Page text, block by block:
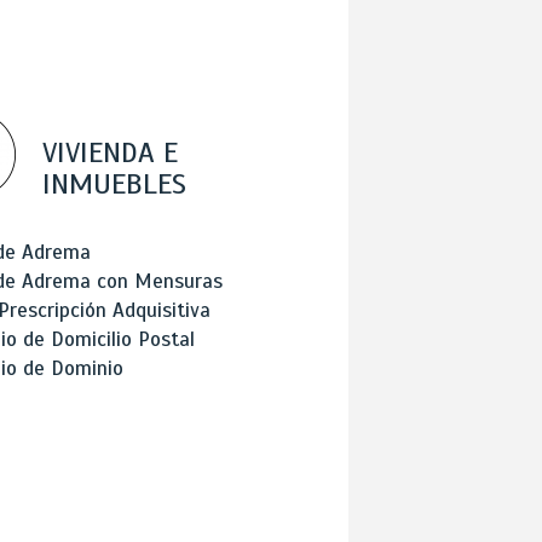
VIVIENDA E
INMUEBLES
Adrema
Adrema con Mensuras
Adquisitiva
de Domicilio Postal
de Dominio